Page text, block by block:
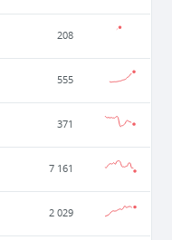
208
555
371
7 161
2 029